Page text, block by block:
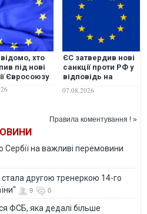
хто
під нові
Євросоюзу
ЄС затвердив нові
санкції проти РФ у
відповідь на
Україні
07.08.2026
Правила коментування ! »
Сербії на важливі перемовини
другою тренеркою 14-го
9 0
ФСБ, яка дедалі більше